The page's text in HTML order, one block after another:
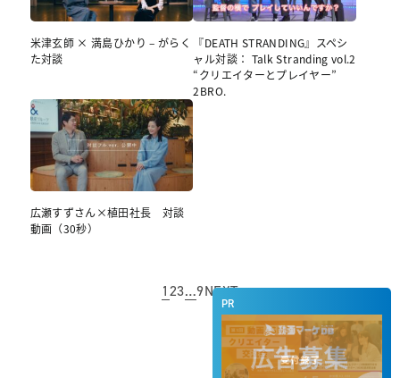
PR
米津玄師 × 満島ひかり – がらく
た対談
『DEATH STRANDING』スペシ
ャル対談： Talk Stranding vol.2
“クリエイターとプレイヤー”
2BRO.
広瀬すずさん×植田社長 対談
動画（30秒）
1 23…9NEXT